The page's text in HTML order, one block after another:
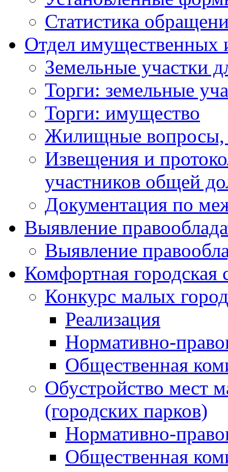
Статистика
Отдел имущественных
Земельные участки
Торги: земельные
Торги: имущество
Жилищные вопросы,
Извещения и
участников общей
Документация по
Выявление
Выявление
Комфортная городская
Конкурс малых
Реализация
Нормативно-
Общественная
Обустройство мест
(городских парков)
Нормативно-
Общественная